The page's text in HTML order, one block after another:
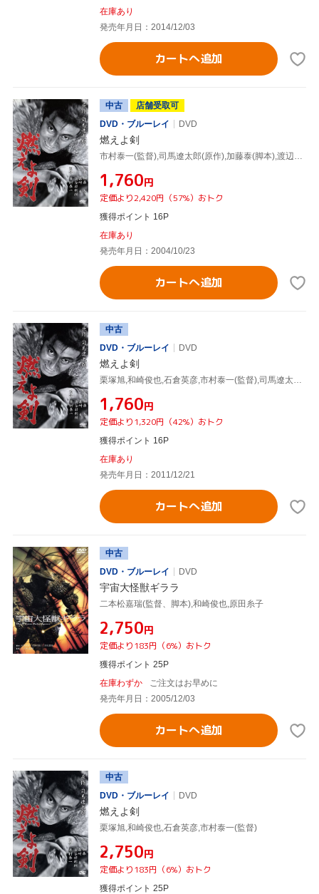
在庫あり
発売年月日：2014/12/03
カートへ追加
中古
店舗受取可
DVD・ブルーレイ
DVD
燃えよ剣
市村泰一(監督),司馬遼太郎(原作),加藤泰(脚本),渡辺岳夫(音楽),栗塚旭(土方歳三),和崎俊也(近藤勇),石倉英彦(沖田総司),小林哲子(佐絵)
¥1,760円
定価より2,420円（57%）おトク
獲得ポイント 16P
在庫あり
発売年月日：2004/10/23
カートへ追加
中古
DVD・ブルーレイ
DVD
燃えよ剣
栗塚旭,和崎俊也,石倉英彦,市村泰一(監督),司馬遼太郎(原作),渡辺岳夫(音楽)
¥1,760円
定価より1,320円（42%）おトク
獲得ポイント 16P
在庫あり
発売年月日：2011/12/21
カートへ追加
中古
DVD・ブルーレイ
DVD
宇宙大怪獣ギララ
二本松嘉瑞(監督、脚本),和崎俊也,原田糸子
¥2,750円
定価より183円（6%）おトク
獲得ポイント 25P
在庫わずか
ご注文はお早めに
発売年月日：2005/12/03
カートへ追加
中古
DVD・ブルーレイ
DVD
燃えよ剣
栗塚旭,和崎俊也,石倉英彦,市村泰一(監督)
¥2,750円
定価より183円（6%）おトク
獲得ポイント 25P